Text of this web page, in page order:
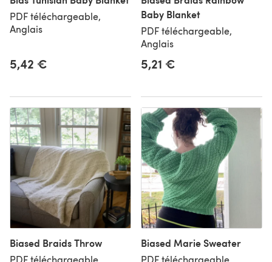
PDF téléchargeable,
Anglais
5,42 €
Baby Blanket
PDF téléchargeable,
Anglais
5,21 €
Biased Braids Throw
PDF téléchargeable,
Biased Marie Sweater
PDF téléchargeable,